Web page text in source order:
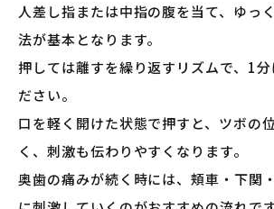
人差し指または中指の腹を当て、ゆっ
法が基本となります。
押しては離すを繰り返すリズムで、1分
ださい。
口を軽く開けた状態で押すと、ツボの
く、刺激も伝わりやすくなります。
奥歯の痛みが続く時には、頬車・下関